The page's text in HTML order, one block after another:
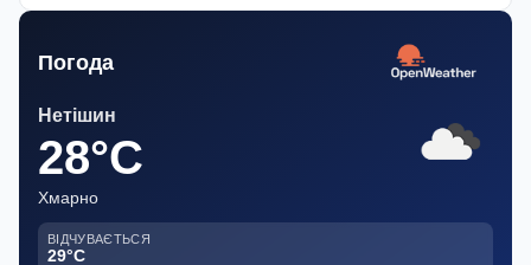
Погода
Нетішин
28°C
Хмарно
ВІДЧУВАЄТЬСЯ
29°C